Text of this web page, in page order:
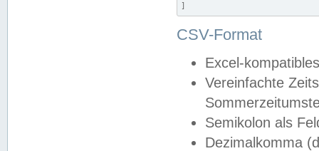
]
CSV-Format
Excel-
Vereinfachte
Semikolon als
Dezimalkomma